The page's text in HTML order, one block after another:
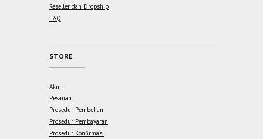
Reseller dan Dropship
FAQ
STORE
Akun
Pesanan
Prosedur Pembelian
Prosedur Pembayaran
Prosedur Konfirmasi